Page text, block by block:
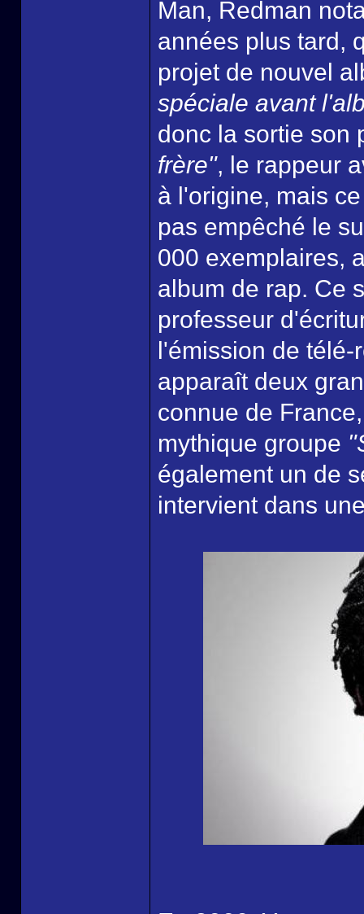
Man, Redman
années plus tard,
projet de nouvel
spéciale avant
donc la sortie son
frère", le rappeur
à l'origine, mais
pas empêché le
000 exemplaires,
album de rap. Ce
professeur
l'émission de télé-
apparaît deux
connue de
mythique groupe
également un de
intervient dans